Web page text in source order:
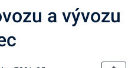
a vývozu